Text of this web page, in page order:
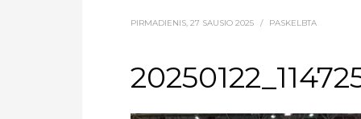
PIRMADIENIS, 27 SAUSIO 2025 / PASKELBTA